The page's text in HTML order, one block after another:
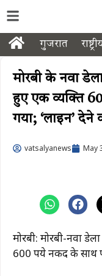
गुजरात
मोरबी के नवा
हुए एक व्यक्ति
गया; ‘लाइन’
vatsalyanews May
मोरबी: मोरबी-नवा
600 रुपये नकद के साथ